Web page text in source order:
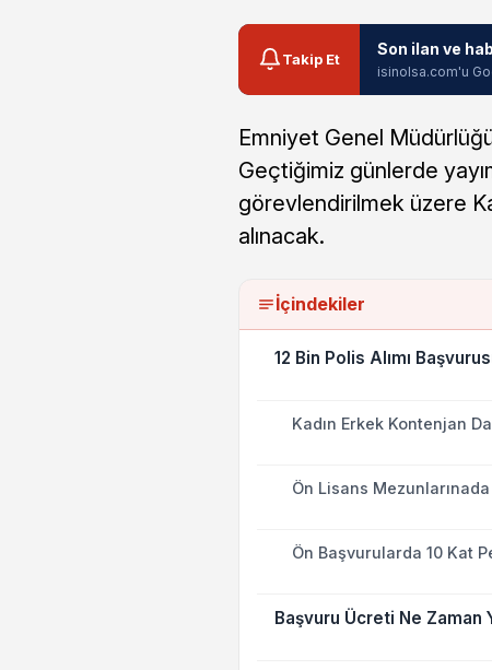
Takip Et
Son ilan ve
isinolsa.com'u
Emniyet Genel
Geçtiğimiz günlerde
görevlendirilmek üzere
alınacak.
İçindekiler
12 Bin Polis Alımı
Kadın Erkek Kontenjan
Ön Lisans
Ön Başvurularda 10 Kat
Başvuru Ücreti Ne Zaman